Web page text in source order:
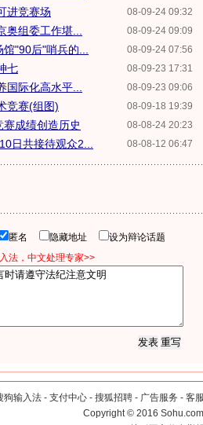
08-09-24 09:32
进竞赛场
08-09-24 09:09
组委工作堪...
08-09-24 07:56
"90后"哨兵的...
08-09-23 17:31
七
08-09-23 09:06
际化高水平...
08-09-18 19:39
竞赛(组图)
08-08-24 20:23
成绩创造历史
08-08-12 06:47
日共接待观众2...
匿名 隐藏地址
设为辩论话题
法，中文处理专家>>
狗输入法 - 支付中心 - 搜狐招聘 - 广告服务 - 客
Copyright©2016